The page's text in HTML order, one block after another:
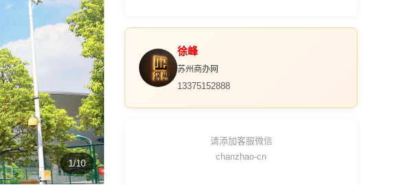
1/10
徐峰
苏州商办网
13375152888
请添加客服微信
chanzhao-cn